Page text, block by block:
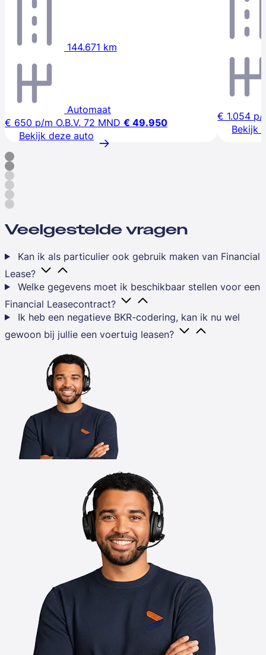
144.671 km
Automaat
€ 650 p/m O.B.V. 72 MND € 49.950
Bekijk deze auto
€ 1.054 p/
Bekijk
Veelgestelde vragen
Kan ik als particulier ook gebruik maken van Financial
Lease?
Welke gegevens moet ik beschikbaar stellen voor een
Financial Leasecontract?
Ik heb een negatieve BKR-codering, kan ik nu wel
gewoon bij jullie een voertuig leasen?